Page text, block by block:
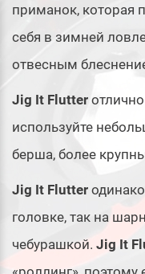
приманок, которая
себя в зимней
отвесным
Jig It Flutter
используйте
берша, более
Jig It Flutter
головке, так на
чебурашкой. Jig It